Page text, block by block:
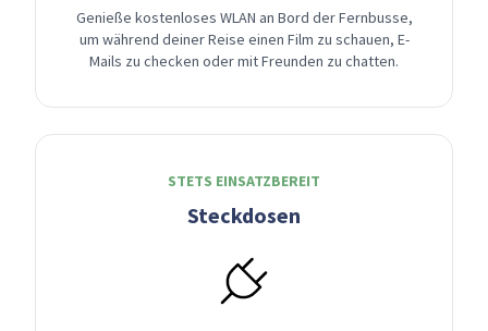
Genieße kostenloses WLAN an Bord der Fernbusse,
um während deiner Reise einen Film zu schauen, E-
Mails zu checken oder mit Freunden zu chatten.
STETS EINSATZBEREIT
Steckdosen